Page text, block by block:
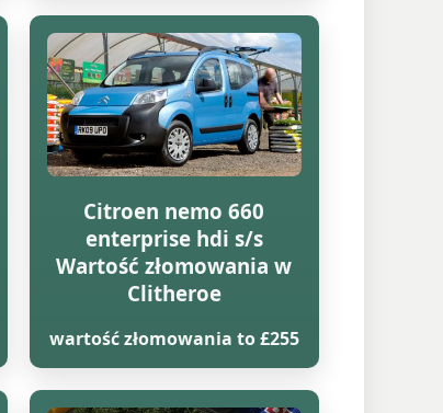
Citroen nemo 660
enterprise hdi s/s
Wartość złomowania w
Clitheroe
wartość złomowania to £255